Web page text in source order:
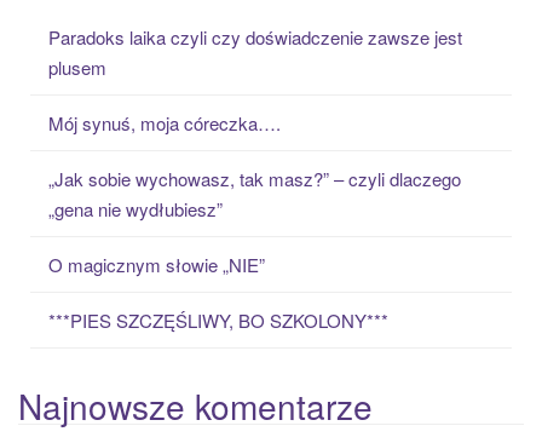
Paradoks laika czyli czy doświadczenie zawsze jest
plusem
Mój synuś, moja córeczka….
„Jak sobie wychowasz, tak masz?” – czyli dlaczego
„gena nie wydłubiesz”
O magicznym słowie „NIE”
***PIES SZCZĘŚLIWY, BO SZKOLONY***
Najnowsze komentarze